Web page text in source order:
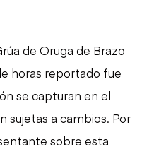
de Oruga de Brazo
horas reportado fue
se capturan en el
sujetas a cambios. Por
sobre esta